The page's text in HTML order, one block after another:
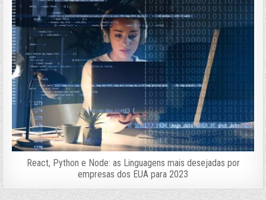
React, Python e Node: as Linguagens mais desejadas por
empresas dos EUA para 2023